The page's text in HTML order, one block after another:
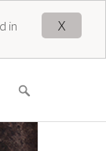
X
in